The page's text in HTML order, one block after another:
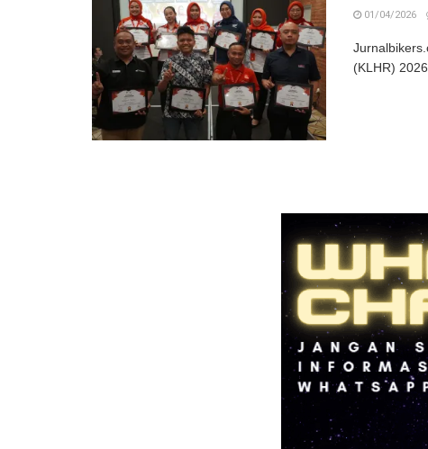
01/04/2026
(KLHR)